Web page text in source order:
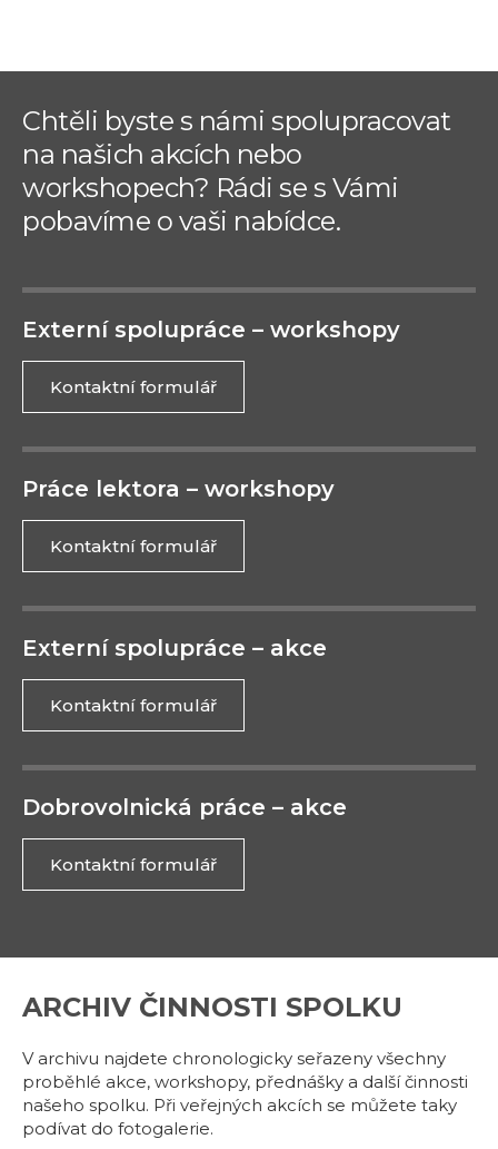
Chtěli byste s námi spolupracovat
na našich akcích nebo
workshopech? Rádi se s Vámi
pobavíme o vaši nabídce.
Externí spolupráce – workshopy
Kontaktní formulář
Práce lektora – workshopy
Kontaktní formulář
Externí spolupráce – akce
Kontaktní formulář
Dobrovolnická práce – akce
Kontaktní formulář
ARCHIV ČINNOSTI SPOLKU
V archivu najdete chronologicky seřazeny všechny
proběhlé akce, workshopy, přednášky a další činnosti
našeho spolku. Při veřejných akcích se můžete taky
podívat do fotogalerie.